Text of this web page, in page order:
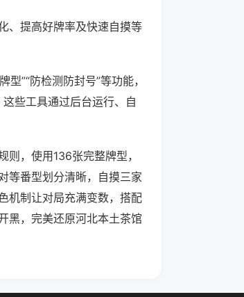
、提高好牌率及快速自摸等
”“防检测防封号”等功能，
些工具通过后台运行、自
，使用136张完整牌型，
等番型划分清晰，自摸三家
机制让对局充满变数，搭配
黑，完美还原河北本土茶馆